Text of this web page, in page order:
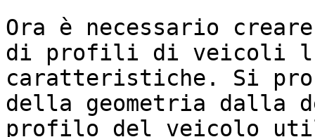
Ora è necessario
di profili di veicoli
caratteristiche. Si
della geometria dalla
profilo del veicolo